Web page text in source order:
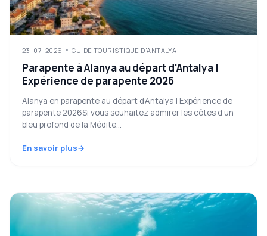
23-07-2026 GUIDE TOURISTIQUE D'ANTALYA
Parapente à Alanya au départ d'Antalya |
Expérience de parapente 2026
Alanya en parapente au départ d’Antalya | Expérience de
parapente 2026Si vous souhaitez admirer les côtes d’un
bleu profond de la Médite...
En savoir plus